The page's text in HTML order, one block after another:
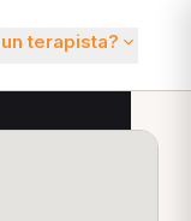
terapista?